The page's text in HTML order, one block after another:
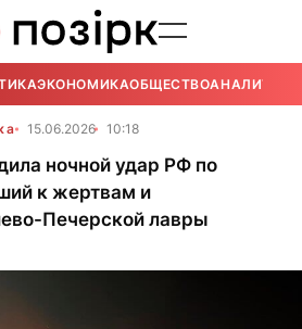
ЭКОНОМИКАОБЩЕСТВОАНАЛИТИКА
15.06.2026 10:18
ночной удар РФ по
к жертвам и
Печерской лавры